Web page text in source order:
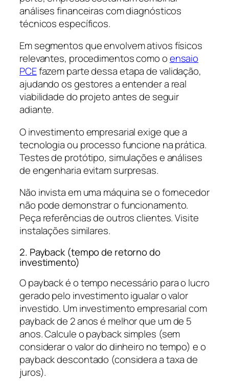
análises financeiras com diagnósticos
técnicos específicos.
Em segmentos que envolvem ativos físicos
relevantes, procedimentos como oensaio
PCEfazem parte dessa etapa de validação,
ajudando os gestores a entender a real
viabilidade do projeto antes de seguir
adiante.
O investimento empresarial exige que a
tecnologia ou processo funcione na prática.
Testes de protótipo, simulações e análises
de engenharia evitam surpresas.
Não invista em uma máquina se o fornecedor
não pode demonstrar o funcionamento.
Peça referências de outros clientes. Visite
instalações similares.
2. Payback (tempo de retorno do
investimento)
O payback é o tempo necessário para o lucro
gerado pelo investimento igualar o valor
investido. Um investimento empresarial com
payback de 2 anos é melhor que um de 5
anos. Calcule o payback simples (sem
considerar o valor do dinheiro no tempo) e o
payback descontado (considera a taxa de
juros).